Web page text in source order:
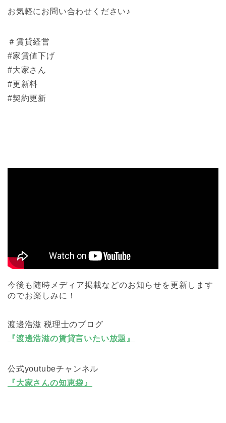
お気軽にお問い合わせください♪
＃賃貸経営
#家賃値下げ
#大家さん
#更新料
#契約更新
今後も随時メディア掲載などのお知らせを更新します
のでお楽しみに！
渡邊浩滋 税理士のブログ
『渡邊浩滋の賃貸言いたい放題』
公式youtubeチャンネル
『大家さんの知恵袋』